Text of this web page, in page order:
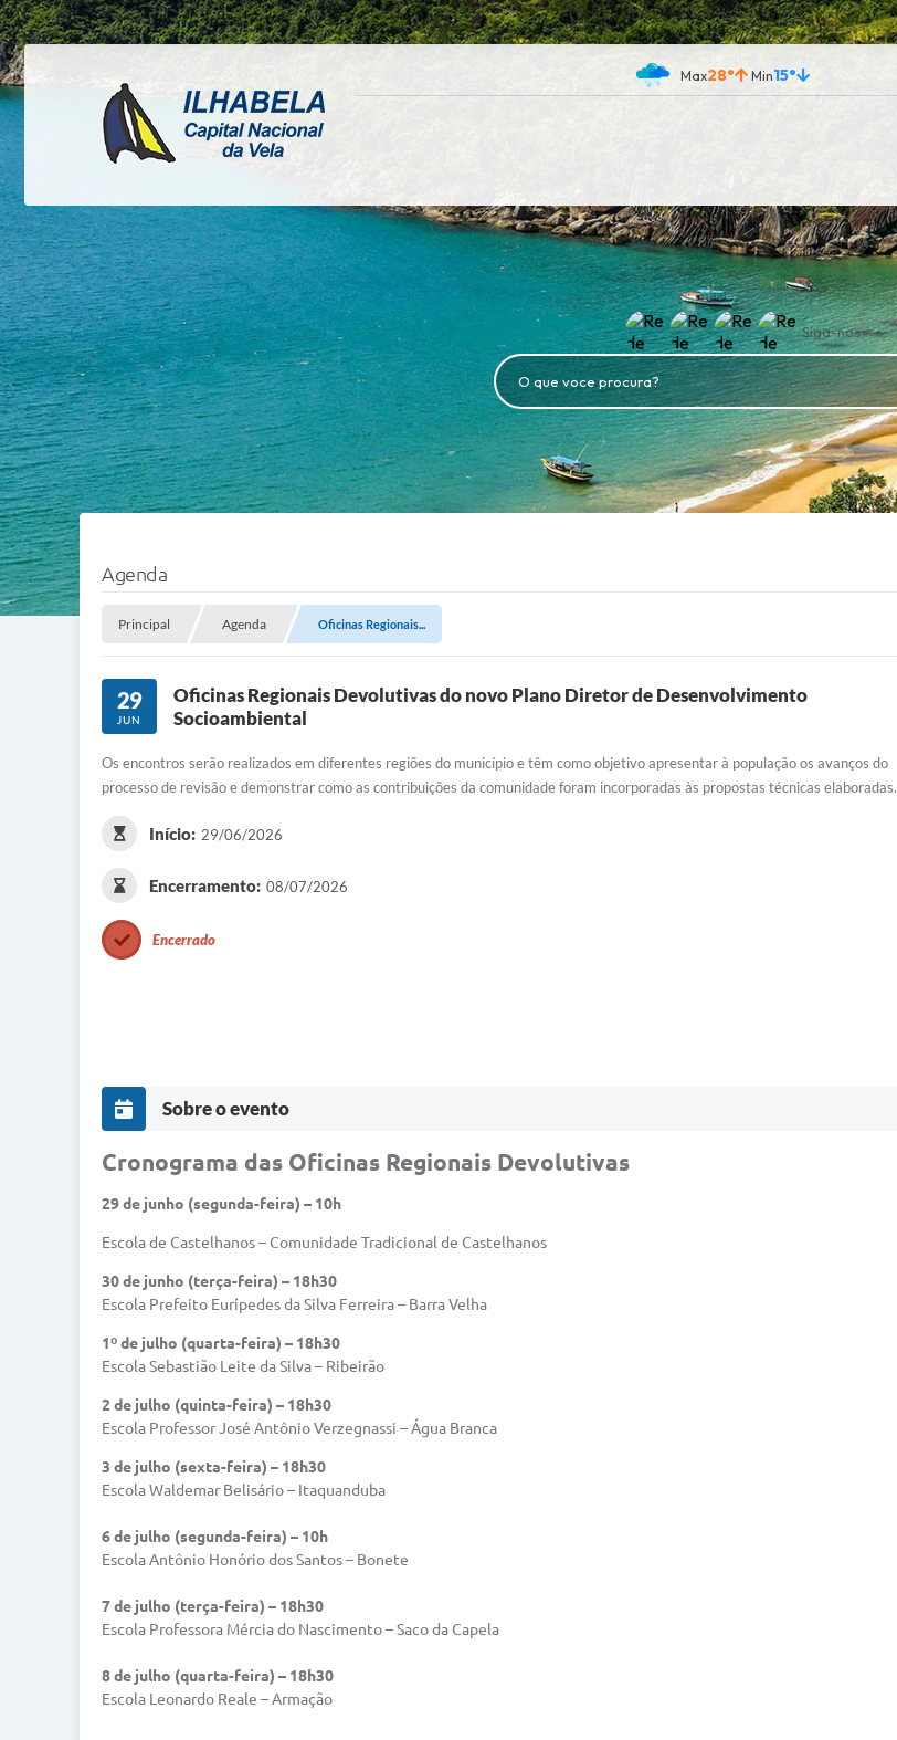
28° 15°
Siga-nos
O que voce procura?
Agenda
Principal Agenda Oficinas Regionais...
29
JUN
Oficinas Regionais Devolutivas do novo Plano Diretor de Desenvolvimento
Socioambiental
Os encontros serão realizados em diferentes regiões do município e têm como objetivo apresentar à população os avanços do
processo de revisão e demonstrar como as contribuições da comunidade foram incorporadas às propostas técnicas elaboradas.
Início: 29/06/2026
Encerramento: 08/07/2026
Encerrado
Sobre o evento
Cronograma das Oficinas Regionais Devolutivas
29 de junho (segunda-feira) – 10h
Escola de Castelhanos – Comunidade Tradicional de Castelhanos
30 de junho (terça-feira) – 18h30
Escola Prefeito Eurípedes da Silva Ferreira – Barra Velha
1º de julho (quarta-feira) – 18h30
Escola Sebastião Leite da Silva – Ribeirão
2 de julho (quinta-feira) – 18h30
Escola Professor José Antônio Verzegnassi – Água Branca
3 de julho (sexta-feira) – 18h30
Escola Waldemar Belisário – Itaquanduba
6 de julho (segunda-feira) – 10h
Escola Antônio Honório dos Santos – Bonete
7 de julho (terça-feira) – 18h30
Escola Professora Mércia do Nascimento – Saco da Capela
8 de julho (quarta-feira) – 18h30
Escola Leonardo Reale – Armação